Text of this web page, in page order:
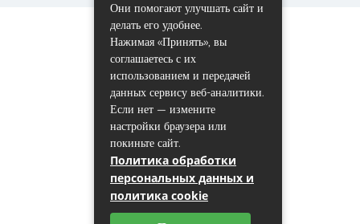
Они помогают улучшать сайт и
делать его удобнее.
Нажимая «Принять», вы
соглашаетесь с их
использованием и передачей
данных сервису веб-аналитики.
Если нет — измените
настройки браузера или
покиньте сайт.
Политика обработки
персональных данных и
политика cookie